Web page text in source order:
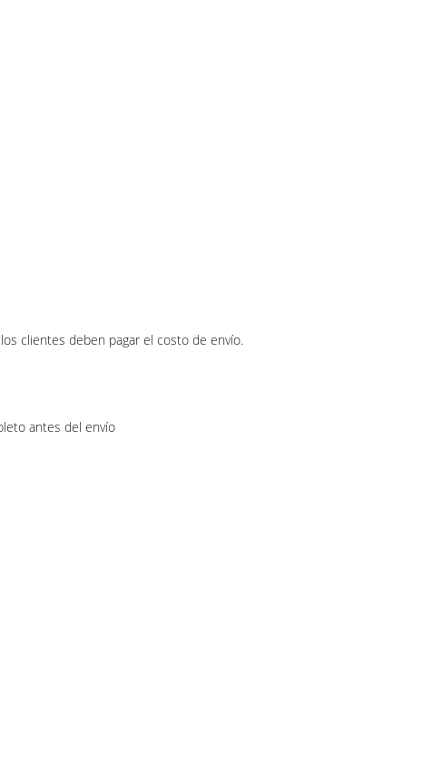
clientes deben pagar el costo de envío.
antes del envío